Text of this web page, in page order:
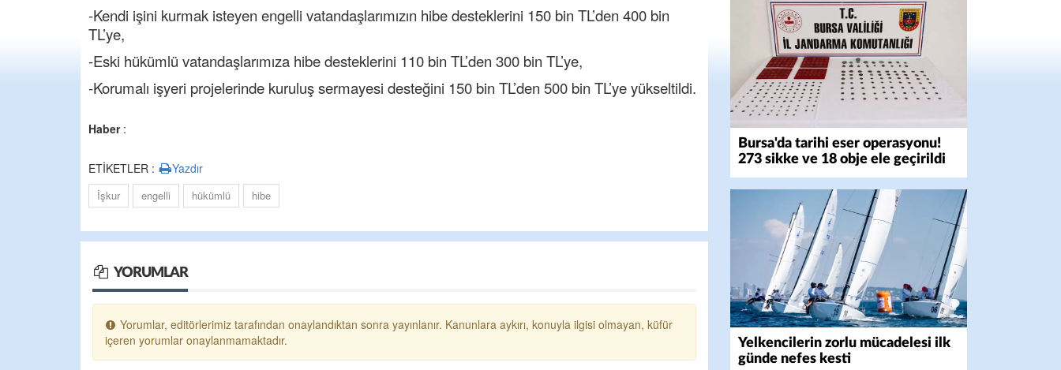
-Kendi işini kurmak isteyen engelli vatandaşlarımızın hibe desteklerini 150 bin TL’den 400 bin
TL’ye,
-Eski hükümlü vatandaşlarımıza hibe desteklerini 110 bin TL’den 300 bin TL’ye,
-Korumalı işyeri projelerinde kuruluş sermayesi desteğini 150 bin TL’den 500 bin TL’ye yükseltildi.
Haber:
ETİKETLER : Yazdır
İşkur engelli hükümlü hibe
YORUMLAR
Yorumlar, editörlerimiz tarafından onaylandıktan sonra yayınlanır. Kanunlara aykırı, konuyla ilgisi olmayan, küfür
içeren yorumlar onaylanmamaktadır.
Bursa'da tarihi eser operasyonu!
273 sikke ve 18 obje ele geçirildi
Yelkencilerin zorlu mücadelesi ilk
günde nefes kesti